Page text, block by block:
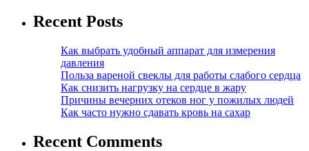
Recent Posts
Как выбрать удобный аппарат для измерения
давления
Польза вареной свеклы для работы слабого сердца
Как снизить нагрузку на сердце в жару
Причины вечерних отеков ног у пожилых людей
Как часто нужно сдавать кровь на сахар
Recent Comments